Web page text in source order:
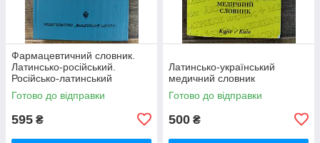
Фармацевтичний словник.
Латинсько-російський.
Російсько-латинський
Готово до відправки
595 ₴
Латинсько-український
медичний словник
Готово до відправки
500 ₴